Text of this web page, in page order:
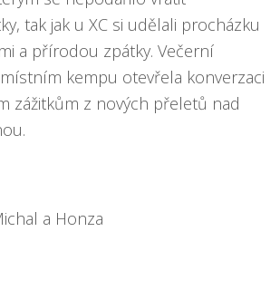
tak jak u XC si udělali procházku
a přírodou zpátky. Večerní
kempu otevřela konverzaci
zážitkům z nových přeletů nad
a Honza